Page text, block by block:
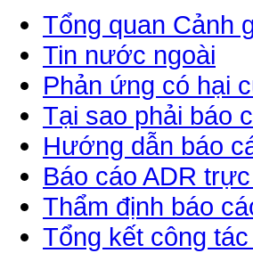
Tổng quan Cảnh
Tin nước ngoài
Phản ứng có hại
Tại sao phải báo
Hướng dẫn báo
Báo cáo ADR
Thẩm định báo
Tổng kết công